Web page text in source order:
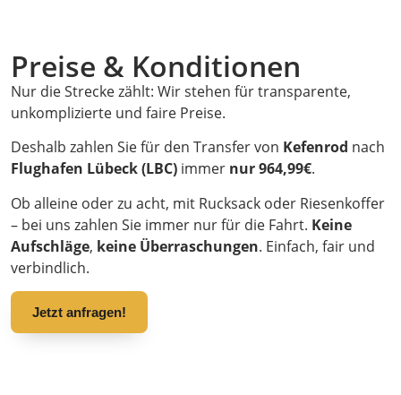
Preise & Konditionen
Nur die Strecke zählt: Wir stehen für transparente,
unkomplizierte und faire Preise.
Deshalb zahlen Sie für den Transfer von Kefenrod nach
Flughafen Lübeck (LBC) immer nur 964,99€.
Ob alleine oder zu acht, mit Rucksack oder Riesenkoffer
– bei uns zahlen Sie immer nur für die Fahrt. Keine
Aufschläge, keine Überraschungen. Einfach, fair und
verbindlich.
Jetzt anfragen!